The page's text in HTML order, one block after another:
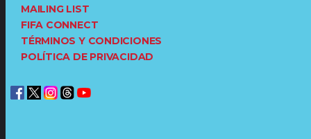
MAILING LIST
FIFA CONNECT
TÉRMINOS Y CONDICIONES
POLÍTICA DE PRIVACIDAD